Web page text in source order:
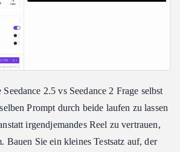
2.5 vs Seedance 2 Frage selbst
Prompt durch beide laufen zu lassen
irgendjemandes Reel zu vertrauen,
Bauen Sie ein kleines Testsatz auf, der